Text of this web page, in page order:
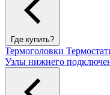
Где купить?
Термоголовки
Узлы нижнего